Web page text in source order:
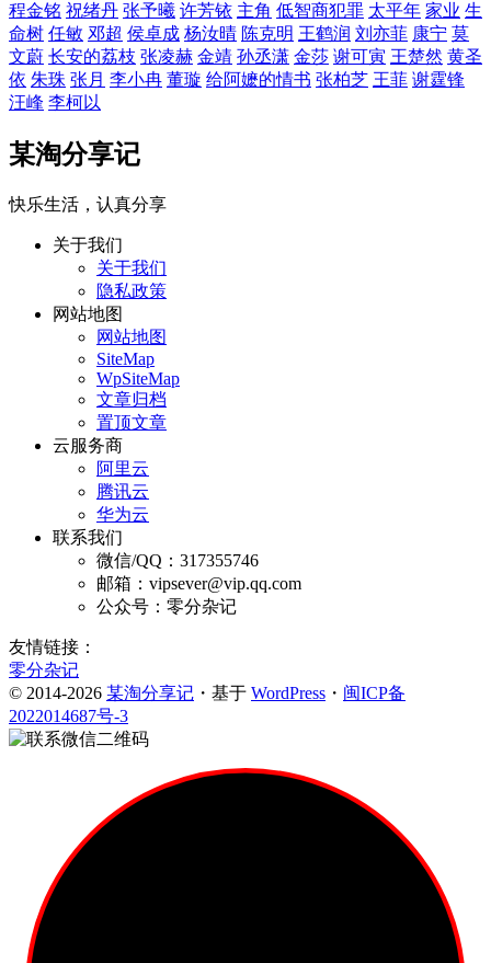
程金铭 祝绪丹 张予曦 许芳铱 主角 低智商犯罪 太平年 家业 生
命树 任敏 邓超 侯卓成 杨汝晴 陈克明 王鹤润 刘亦菲 康宁 莫
文蔚 长安的荔枝 张凌赫 金靖 孙丞潇 金莎 谢可寅 王楚然 黄圣
依 朱珠 张月 李小冉 董璇 给阿嬷的情书 张柏芝 王菲 谢霆锋
汪峰 李柯以
某淘分享记
快乐生活，认真分享
关于我们
关于我们
隐私政策
网站地图
网站地图
SiteMap
WpSiteMap
文章归档
置顶文章
云服务商
阿里云
腾讯云
华为云
联系我们
微信/QQ：317355746
邮箱：vipsever@vip.qq.com
公众号：零分杂记
友情链接：
零分杂记
© 2014-2026 某淘分享记 ・基于 WordPress ・ 闽ICP备
2022014687号-3